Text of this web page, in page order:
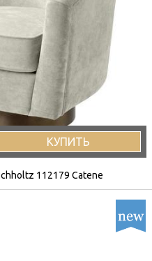
КУПИТЬ
112179 Catene